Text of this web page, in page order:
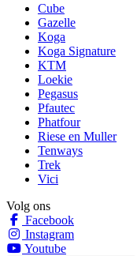
Cube
Gazelle
Koga
Koga Signature
KTM
Loekie
Pegasus
Pfautec
Phatfour
Riese en Muller
Tenways
Trek
Vici
Volg ons
Facebook
Instagram
Youtube